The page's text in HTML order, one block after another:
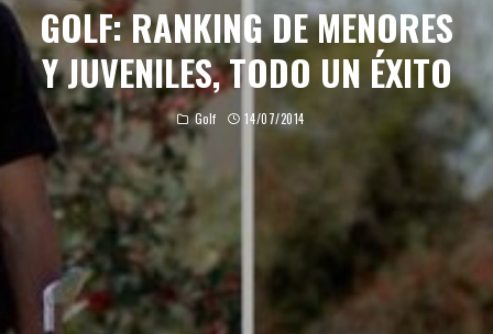
GOLF: RANKING DE MENORES
Y JUVENILES, TODO UN ÉXITO
Golf 14/07/2014